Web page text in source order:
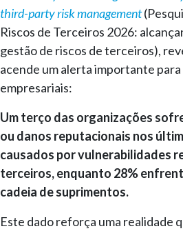
third-party risk management
Riscos de Terceiros 2026:
gestão de riscos de terceiros),
acende um alerta importante
empresariais:
Um terço das organizações
ou danos reputacionais nos
causados por vulnerabilidades
terceiros, enquanto 28%
cadeia de suprimentos.
Este dado reforça uma realidade